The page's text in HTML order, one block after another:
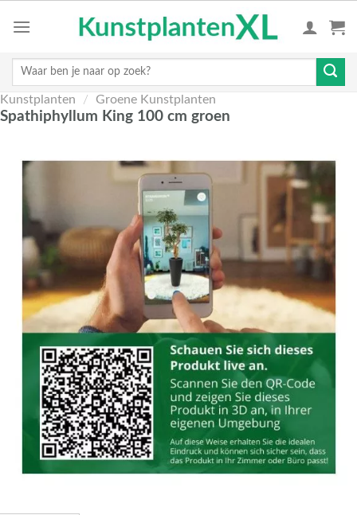
Zoeken
Kunstplanten / Groene Kunstplanten
Spathiphyllum King 100 cm groen